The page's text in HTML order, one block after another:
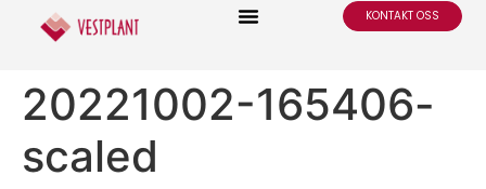
KONTAKT OSS
20221002-165406-
scaled